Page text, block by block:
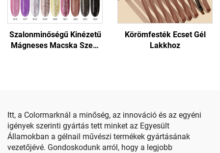
Szalonminőségű Kinézetű
Mágneses Macska Szem
Körömfesték Ecset Gél
Lakkhoz
Itt, a Colormarknál a minőség, az innováció és az egyéni
igények szerinti gyártás tett minket az Egyesült
Államokban a gélnail művészi termékek gyártásának
vezetőjévé. Gondoskodunk arról, hogy a legjobb